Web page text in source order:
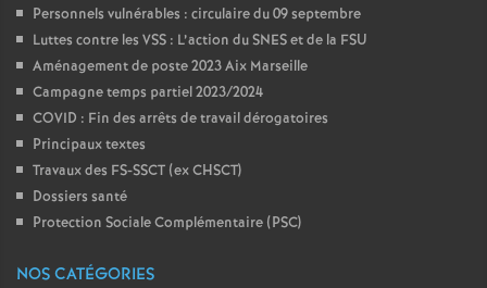
Personnels vulnérables : circulaire du 09 septembre
Luttes contre les VSS : L’action du SNES et de la FSU
Aménagement de poste 2023 Aix Marseille
Campagne temps partiel 2023/2024
COVID : Fin des arrêts de travail dérogatoires
Principaux textes
Travaux des FS-SSCT (ex CHSCT)
Dossiers santé
Protection Sociale Complémentaire (PSC)
NOS CATÉGORIES